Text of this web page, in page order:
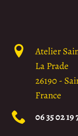
Atelier
La Prade
26190-
France
06 35 02 19